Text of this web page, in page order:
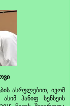
ასრულებით, ივომ
ჰანიფ სენსეის